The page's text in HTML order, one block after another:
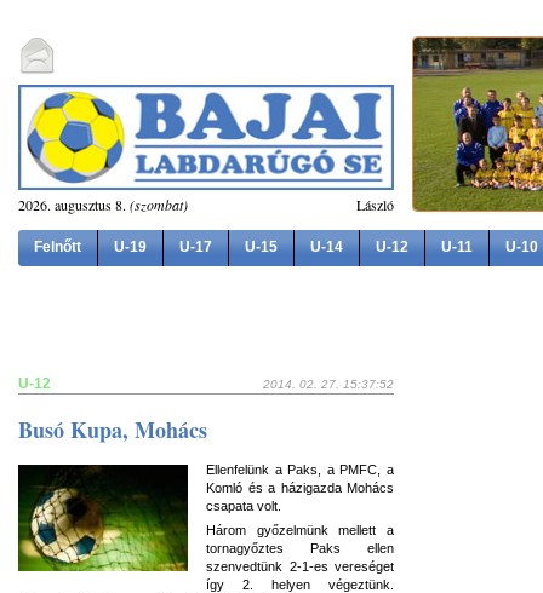
2026. augusztus 8. (szombat) László
Felnőtt U-19 U-17 U-15 U-14 U-12 U-11 U-10
U-12 2014. 02. 27. 15:37:52
Busó Kupa, Mohács
Ellenfelünk a Paks, a PMFC, a
Komló és a házigazda Mohács
csapata volt.
Három győzelmünk mellett a
tornagyőztes Paks ellen
szenvedtünk 2-1-es vereséget
így 2. helyen végeztünk.